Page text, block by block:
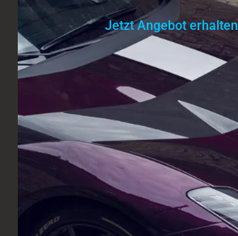
Jetzt Angebot erhalten